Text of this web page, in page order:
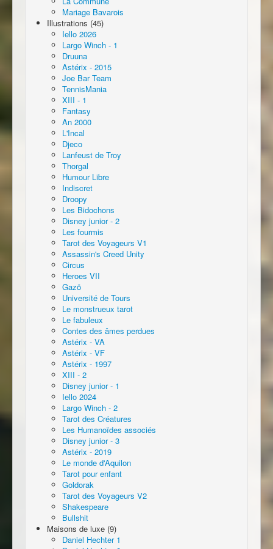
Mariage Bavarois
Illustrations (45)
Iello 2026
Largo Winch - 1
Druuna
Astérix - 2015
Joe Bar Team
TennisMania
XIII - 1
Fantasy
An 2000
L'Incal
Djeco
Lanfeust de Troy
Thorgal
Humour Libre
Indiscret
Droopy
Les Bidochons
Disney junior - 2
Les fourmis
Tarot des Voyageurs V1
Assassin's Creed Unity
Circus
Heroes VII
Gazö
Université de Tours
Le monstrueux tarot
Le fabuleux
Contes des âmes perdues
Astérix - VA
Astérix - VF
Astérix - 1997
XIII - 2
Disney junior - 1
Iello 2024
Largo Winch - 2
Tarot des Créatures
Les Humanoïdes associés
Disney junior - 3
Astérix - 2019
Le monde d'Aquilon
Tarot pour enfant
Goldorak
Tarot des Voyageurs V2
Shakespeare
Bullshit
Maisons de luxe (9)
Daniel Hechter 1